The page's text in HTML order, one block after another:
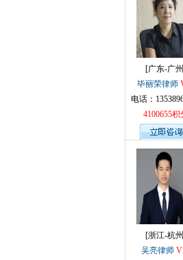
[广东-广
毕丽荣律师
电话：
4100655积
[浙江-杭
吴亮律师